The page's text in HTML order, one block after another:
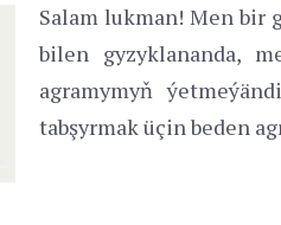
Salam lukman! Men bir
bilen gyzyklananda,
agramymyň
tabşyrmak üçin beden